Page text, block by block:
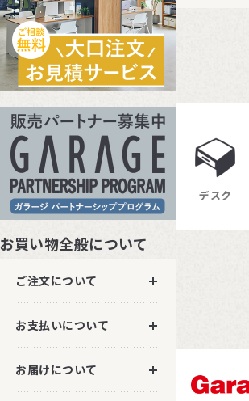
お買い物全般について
ご注文について
お支払いについて
お届けについて
デスク